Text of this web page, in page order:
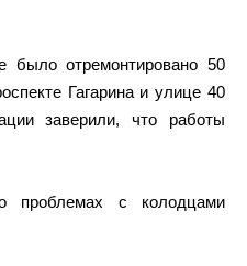
было отремонтировано 50
Гагарина и улице 40
заверили, что работы
проблемах с колодцами